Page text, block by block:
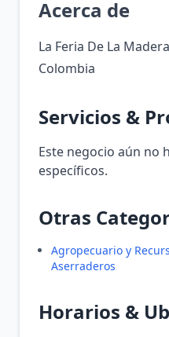
Acerca de
La Feria De La
Colombia
Servicios &
Este negocio aún no
específicos.
Otras
Agropecuario y
Aserraderos
Horarios &